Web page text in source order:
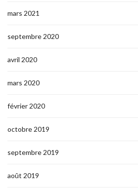
mars 2021
septembre 2020
avril 2020
mars 2020
février 2020
octobre 2019
septembre 2019
août 2019